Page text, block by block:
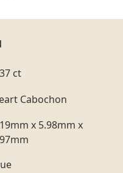
ct
Cabochon
x 5.98mm x